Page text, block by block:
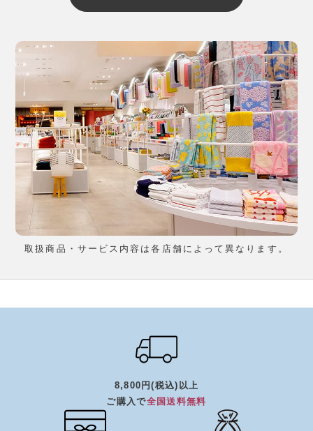
取扱商品・サービス内容は各店舗によって異なります。
8,800円(税込)以上
ご購入で全国送料無料